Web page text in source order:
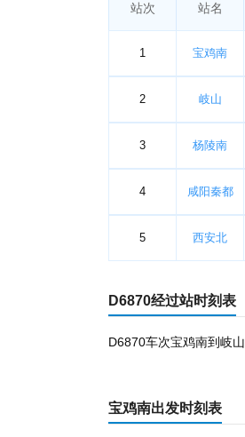
站次 站名
1 宝鸡南
2 岐山
3 杨陵南
4 咸阳秦都
5 西安北
D6870经过站时刻表
D6870车次宝鸡南到岐山
宝鸡南出发时刻表